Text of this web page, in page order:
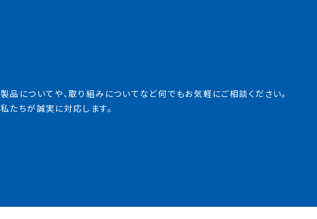
製品についてや、取り組みについてなど何でもお気軽にご相談ください。
私たちが誠実に対応します。